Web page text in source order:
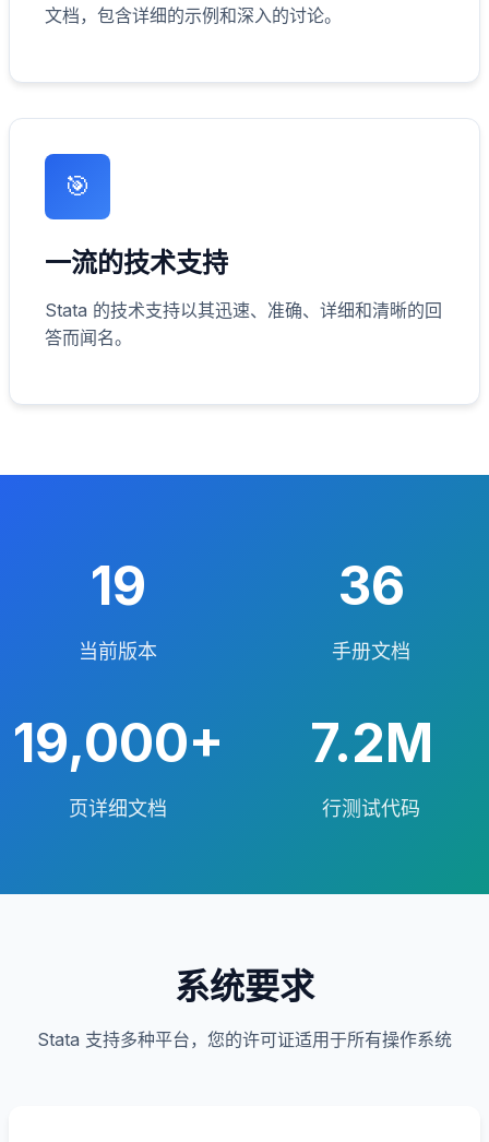
文档，包含详细的示例和深入的讨论。
🎯
一流的技术支持
Stata 的技术支持以其迅速、准确、详细和清晰的回
答而闻名。
19
当前版本
36
手册文档
19,000+
页详细文档
7.2M
行测试代码
系统要求
Stata 支持多种平台，您的许可证适用于所有操作系统